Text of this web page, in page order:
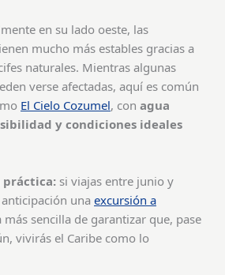
en su lado oeste, las
mucho más estables gracias a
naturales. Mientras algunas
verse afectadas, aquí es común
El Cielo Cozumel, con agua
y condiciones ideales
práctica: si viajas entre junio y
una excursión a
más sencilla de garantizar que, pase
vivirás el Caribe como lo